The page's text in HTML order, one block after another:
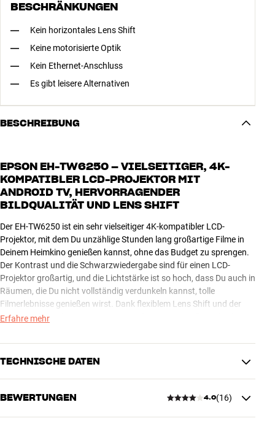
BESCHRÄNKUNGEN
Kein horizontales Lens Shift
Keine motorisierte Optik
Kein Ethernet-Anschluss
Es gibt leisere Alternativen
BESCHREIBUNG
EPSON EH-TW6250 – VIELSEITIGER, 4K-
KOMPATIBLER LCD-PROJEKTOR MIT
ANDROID TV, HERVORRAGENDER
BILDQUALITÄT UND LENS SHIFT
Der EH-TW6250 ist ein sehr vielseitiger 4K-kompatibler LCD-
Projektor, mit dem Du unzählige Stunden lang großartige Filme in
Deinem Heimkino genießen kannst, ohne das Budget zu sprengen.
Der Kontrast und die Schwarzwiedergabe sind für einen LCD-
Projektor großartig, und die Lichtstärke ist so hoch, dass Du auch in
Räumen, die Du nicht vollständig verdunkeln kannst, tolle
Filmerlebnisse genießen wirst. Dank flexiblem Lens Shift und der
Weitwinkeloptik kannst Du quasi in jedem Raum große und präzise
Der EH-TW6250 verfügt über integriertes Wi-Fi mit Android TV und
Dienste (Netflix, YouTube und mehr) zugreifen kannst. Auf der
Erfahre mehr
TECHNISCHE DATEN
BILD (TECHNISCHE)
Helligkeit (ANSI Lumen)
2800
BEWERTUNGEN 4.0(16)